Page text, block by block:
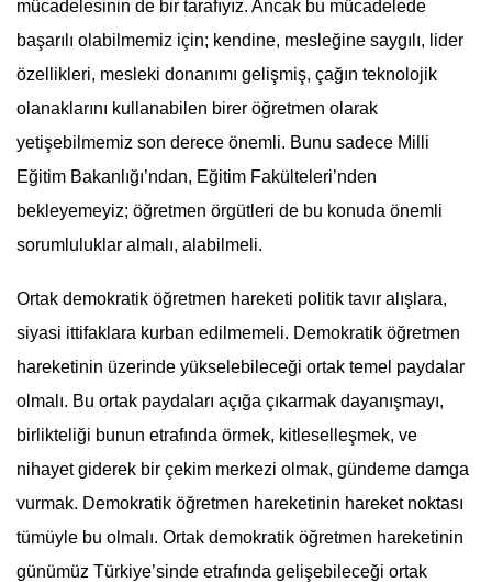
mücadelesinin de bir tarafıyız. Ancak bu mücadelede
başarılı olabilmemiz için; kendine, mesleğine saygılı, lider
özellikleri, mesleki donanımı gelişmiş, çağın teknolojik
olanaklarını kullanabilen birer öğretmen olarak
yetişebilmemiz son derece önemli. Bunu sadece Milli
EğitimBakanlığı’ndan, Eğitim Fakülteleri’nden
bekleyemeyiz; öğretmen örgütleri de bu konuda önemli
sorumluluklar almalı, alabilmeli.
Ortak demokratik öğretmen hareketi politik tavır alışlara,
siyasi ittifaklara kurban edilmemeli. Demokratik öğretmen
hareketinin üzerinde yükselebileceği ortak temel paydalar
olmalı. Bu ortak paydaları açığa çıkarmak dayanışmayı,
birlikteliği bunun etrafında örmek, kitleselleşmek, ve
nihayet giderek bir çekim merkezi olmak, gündeme damga
vurmak. Demokratik öğretmen hareketinin hareket noktası
tümüyle bu olmalı. Ortak demokratik öğretmen hareketinin
günümüz Türkiye’sinde etrafında gelişebileceği ortak